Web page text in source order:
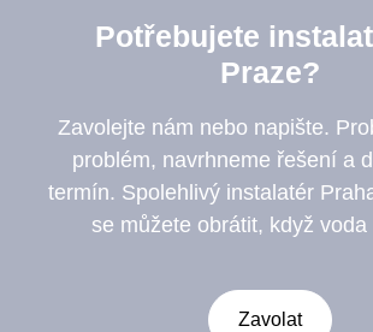
Potřebujete
Praze?
Zavolejte nám nebo napište.
problém, navrhneme řešení a
termín. Spolehlivý instalatér
se můžete obrátit, když voda
Zavolat